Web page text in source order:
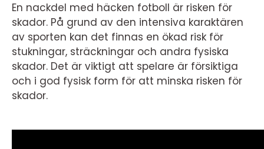
En nackdel med häcken fotboll är risken för
skador. På grund av den intensiva karaktären
av sporten kan det finnas en ökad risk för
stukningar, sträckningar och andra fysiska
skador. Det är viktigt att spelare är försiktiga
och i god fysisk form för att minska risken för
skador.